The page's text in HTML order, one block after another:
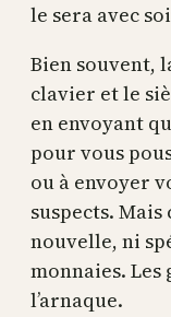
le sera avec
Bien souvent,
clavier et le
en envoyant
pour vous
ou à envoyer
suspects. Mais
nouvelle, ni
monnaies. Les
l’arnaque.